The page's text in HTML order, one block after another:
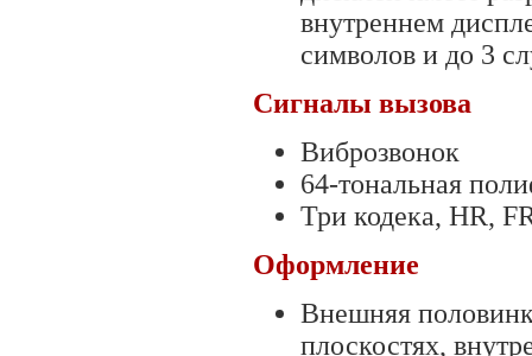
внутреннем
символов и до 3
Сигналы вызова
Виброзвонок
64-тональная
Три кодека, HR,
Оформление
Внешняя
плоскостях,